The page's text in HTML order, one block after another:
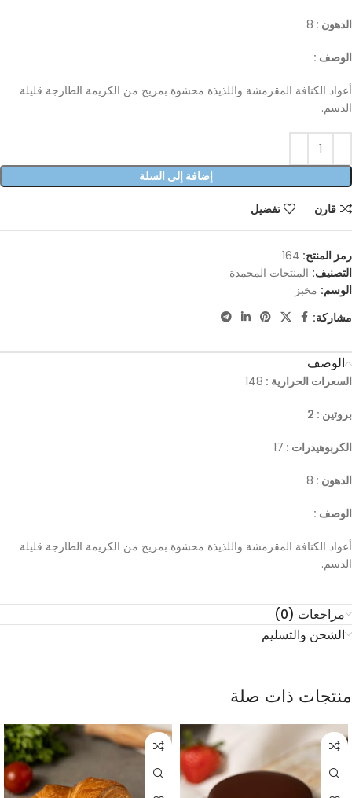
الدهون : 8
الوصف :
أعواد الكنافة المقرمشة واللذيذة محشوة بمزيج من الكريمة الطازجة قليلة
الدسم.
إضافة إلى السلة
قارن تفضيل
رمز المنتج: 164
التصنيف: المنتجات المجمدة
الوسم: مخبز
مشاركة:
الوصف
السعرات الحرارية : 148
بروتين : 2
الكربوهيدرات : 17
الدهون : 8
الوصف :
أعواد الكنافة المقرمشة واللذيذة محشوة بمزيج من الكريمة الطازجة قليلة
الدسم.
مراجعات (0)
الشحن والتسليم
منتجات ذات صلة